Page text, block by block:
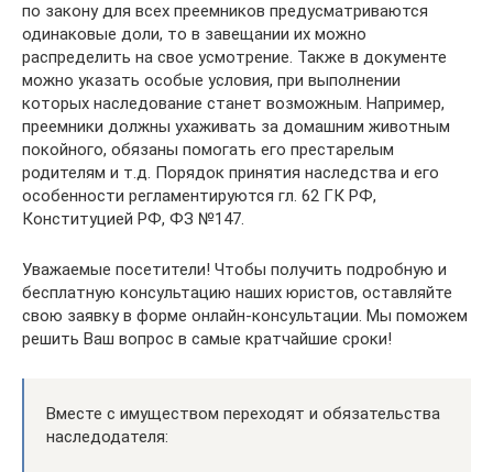
по закону для всех преемников предусматриваются
одинаковые доли, то в завещании их можно
распределить на свое усмотрение. Также в документе
можно указать особые условия, при выполнении
которых наследование станет возможным. Например,
преемники должны ухаживать за домашним животным
покойного, обязаны помогать его престарелым
родителям и т.д. Порядок принятия наследства и его
особенности регламентируются гл. 62 ГК РФ,
Конституцией РФ, ФЗ №147.
Уважаемые посетители! Чтобы получить подробную и
бесплатную консультацию наших юристов, оставляйте
свою заявку в форме онлайн-консультации. Мы поможем
решить Ваш вопрос в самые кратчайшие сроки!
Вместе с имуществом переходят и обязательства
наследодателя: